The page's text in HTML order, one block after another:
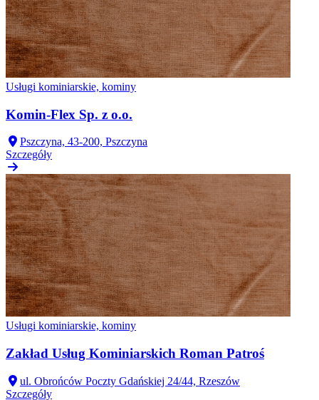
Usługi kominiarskie, kominy
Komin-Flex Sp. z o.o.
Pszczyna, 43-200, Pszczyna
Szczegóły
Usługi kominiarskie, kominy
Zakład Usług Kominiarskich Roman Patroś
ul. Obrońców Poczty Gdańskiej 24/44, Rzeszów
Szczegóły